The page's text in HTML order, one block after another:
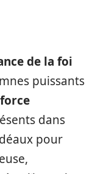
de la foi
puissants
force
dans
pour